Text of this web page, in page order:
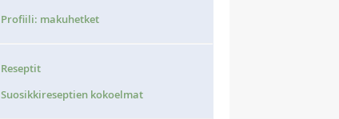
Profiili: makuhetket
Reseptit
Suosikkireseptien kokoelmat